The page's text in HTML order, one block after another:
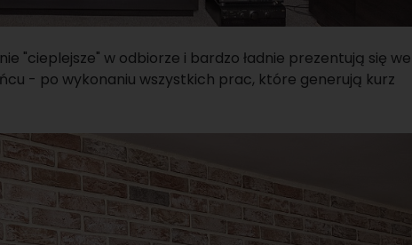
"cieplejsze" w odbiorze i bardzo ładnie prezentują się we
- po wykonaniu wszystkich prac, które generują kurz